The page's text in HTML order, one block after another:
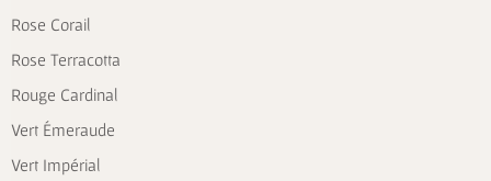
Rose Corail
Rose Terracotta
Rouge Cardinal
Vert Émeraude
Vert Impérial